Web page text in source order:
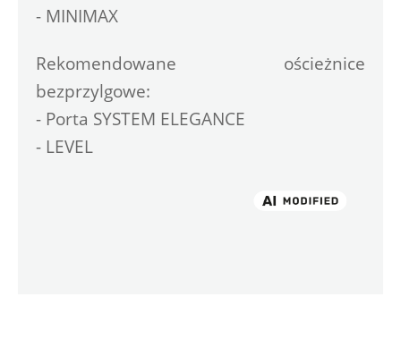
- MINIMAX
Rekomendowane ościeżnice
bezprzylgowe:
- Porta SYSTEM ELEGANCE
- LEVEL